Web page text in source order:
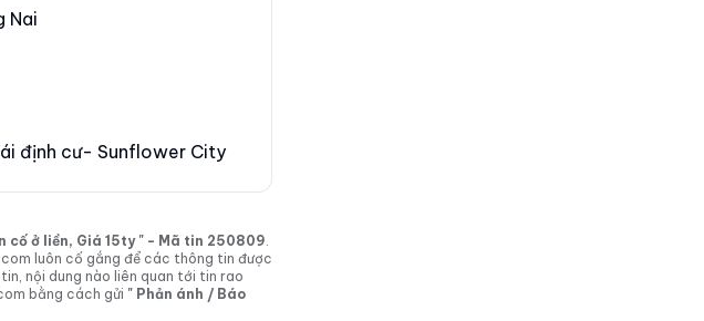
Nai
định cư- Sunflower City
cố ở liền, Giá 15ty " - Mã tin 250809.
luôn cố gắng để các thông tin được
nội dung nào liên quan tới tin rao
bằng cách gửi " Phản ánh / Báo